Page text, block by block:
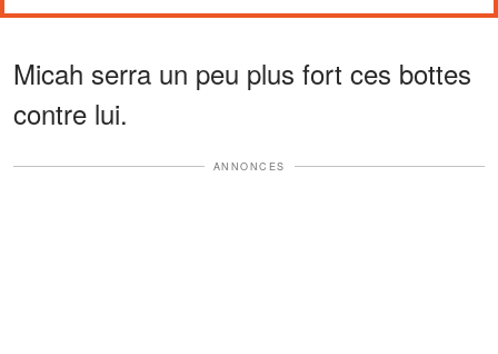
Micah serra un peu plus fort ces bottes
contre lui.
ANNONCES